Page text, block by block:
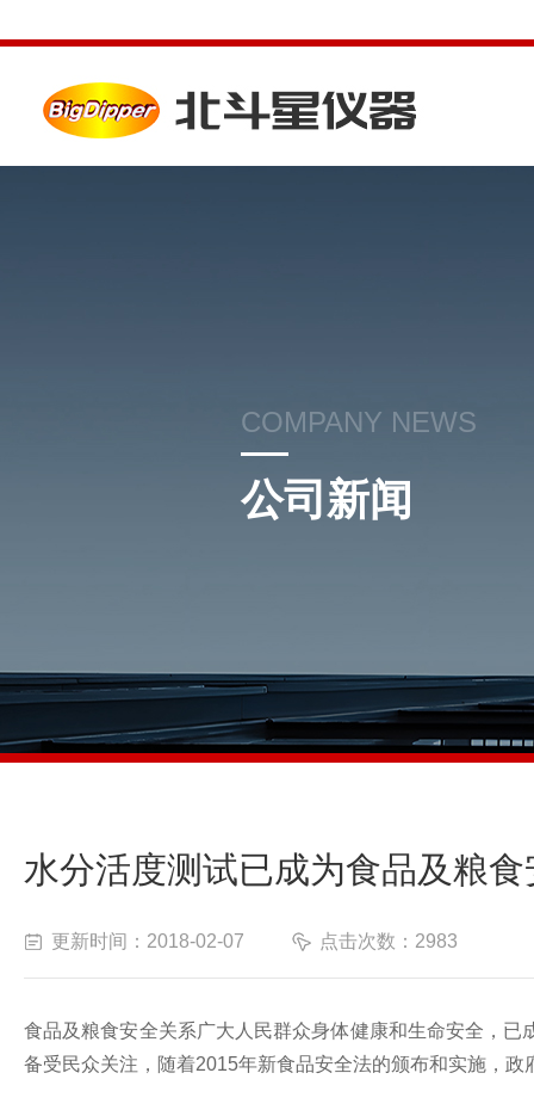
COMPANY NEWS
公司新闻
水分活度测试已成为食品及粮
更新时间：2018-02-07 点击次数：2983
食品及粮食安全关系广大人民群众身体健康和生命安全，
备受民众关注 ， 随着2015年新食品安全法的颁布和实施，